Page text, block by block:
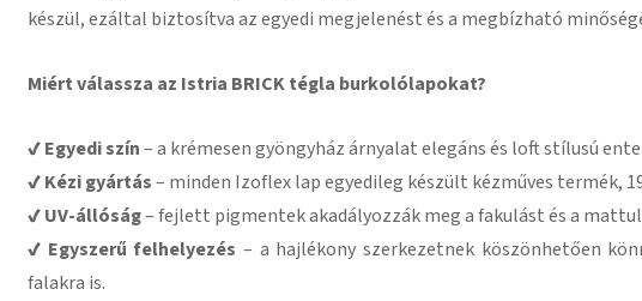
készül, ezáltal biztosítva az egyedi megjelenést és a megbízható
Miért válassza az Istria BRICK tégla burkolólapokat?
✔ Egyedi szín– a krémesen gyöngyház árnyalat elegáns és loft stílusú
✔ Kézi gyártás– minden Izoflex lap egyedileg készült kézműves termék,
✔ UV-állóság– fejlett pigmentek akadályozzák meg a fakulást és a
✔ Egyszerű felhelyezés – a hajlékony szerkezetnek köszönhetően
falakra is.